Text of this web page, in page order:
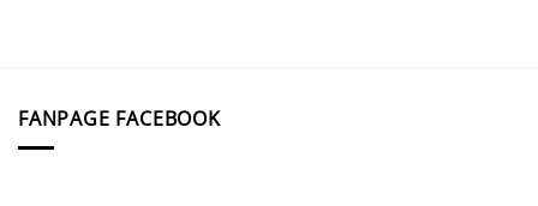
FANPAGE FACEBOOK